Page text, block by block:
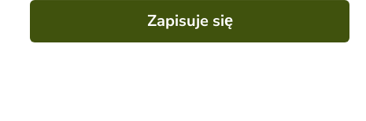
Zapisuje się